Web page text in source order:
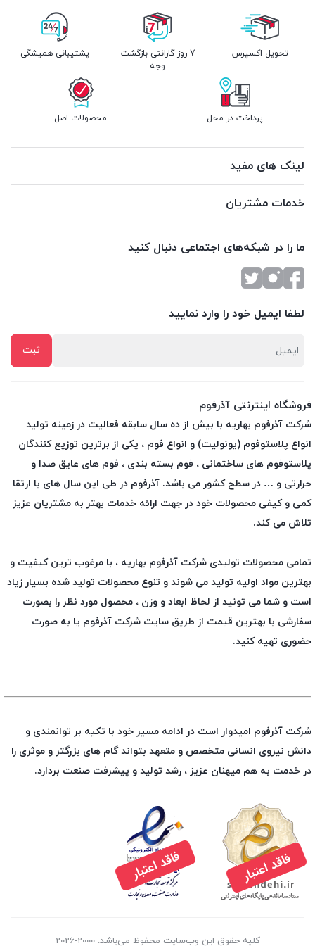
تحویل اکسپرس
7 روز گارانتی بازگشت
وجه
پشتیبانی همیشگی
پرداخت در محل محصولات اصل
لینک های مفید
خدمات مشتریان
ما را در شبکه‌های اجتماعی دنبال کنید
لطفا ایمیل خود را وارد نمایید
فروشگاه اینترنتی آذرفوم
شرکت آذرفوم بهاریه با بیش از ده سال سابقه فعالیت در زمینه تولید
انواع پلاستوفوم (یونولیت) و انواع فوم ، یکی از برترین توزیع کنندگان
پلاستوفوم های ساختمانی ، فوم بسته بندی ، فوم های عایق صدا و
حرارتی و … در سطح کشور می باشد. آذرفوم در طی این سال های با ارتقا
کمی و کیفی محصولات خود در جهت ارائه خدمات بهتر به مشتریان عزیز
تلاش می کند.
تمامی محصولات تولیدی شرکت آذرفوم بهاریه ، با مرغوب ترین کیفیت و
بهترین مواد اولیه تولید می شوند و تنوع محصولات تولید شده بسیار زیاد
است و شما می تونید از لحاظ ابعاد و وزن ، محصول مورد نظر را بصورت
سفارشی با بهترین قیمت از طریق سایت شرکت آذرفوم یا به صورت
حضوری تهیه کنید.
شرکت آذرفوم امیدوار است در ادامه مسیر خود با تکیه بر توانمندی و
دانش نیروی انسانی متخصص و متعهد بتواند گام های بزرگتر و موثری را
در خدمت به هم میهنان عزیز ، رشد تولید و پیشرفت صنعت بردارد.
کلیه حقوق این وب‌سایت محفوظ می‌باشد. 2000-2026